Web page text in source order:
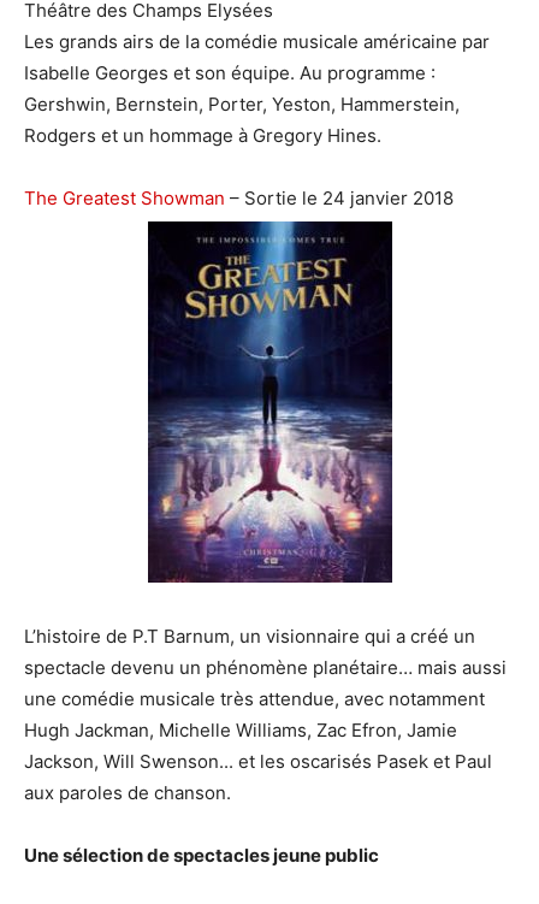
Théâtre des Champs Elysées
Les grands airs de la comédie musicale américaine par
Isabelle Georges et son équipe. Au programme :
Gershwin, Bernstein, Porter, Yeston, Hammerstein,
Rodgers et un hommage à Gregory Hines.
The Greatest Showman – Sortie le 24 janvier 2018
L’histoire de P.T Barnum, un visionnaire qui a créé un
spectacle devenu un phénomène planétaire… mais aussi
une comédie musicale très attendue, avec notamment
Hugh Jackman, Michelle Williams, Zac Efron, Jamie
Jackson, Will Swenson... et les oscarisés Pasek et Paul
aux paroles de chanson.
Une sélection de spectacles jeune public